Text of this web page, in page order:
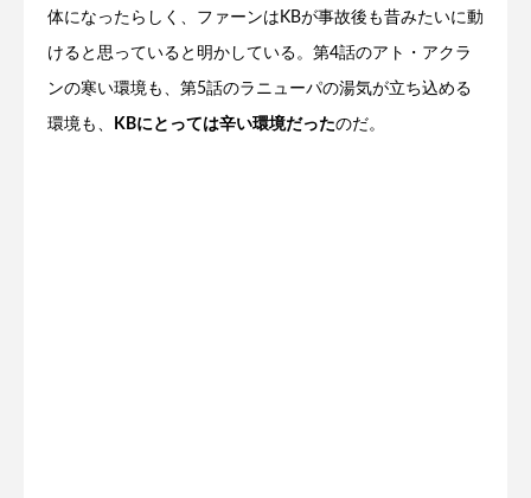
体になったらしく、ファーンはKBが事故後も昔みたいに動
けると思っていると明かしている。第4話のアト・アクラ
ンの寒い環境も、第5話のラニューパの湯気が立ち込める
環境も、 KBにとっては辛い環境だったのだ。